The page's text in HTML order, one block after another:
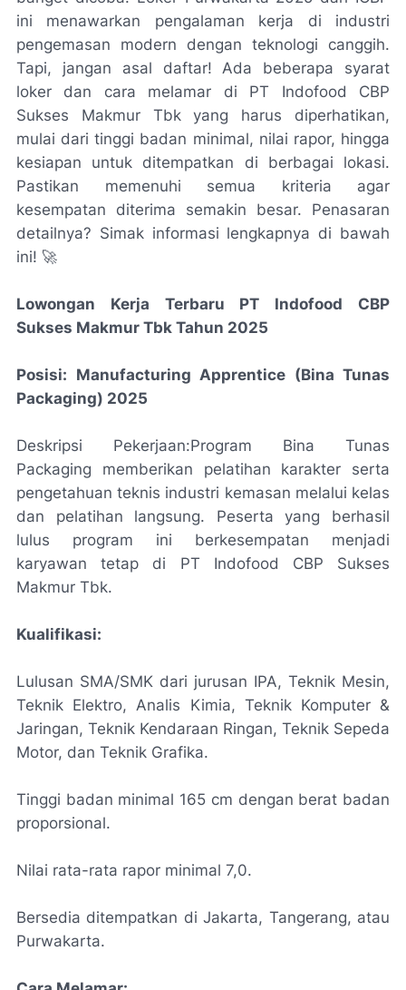
ini menawarkan pengalaman kerja di industri
pengemasan modern dengan teknologi canggih.
Tapi, jangan asal daftar! Ada beberapa syarat
loker dan cara melamar di PT Indofood CBP
Sukses Makmur Tbk yang harus diperhatikan,
mulai dari tinggi badan minimal, nilai rapor, hingga
kesiapan untuk ditempatkan di berbagai lokasi.
Pastikan memenuhi semua kriteria agar
kesempatan diterima semakin besar. Penasaran
detailnya? Simak informasi lengkapnya di bawah
ini! 🚀
Lowongan Kerja Terbaru PT Indofood CBP
Sukses Makmur Tbk Tahun 2025
Posisi: Manufacturing Apprentice (Bina Tunas
Packaging) 2025
Deskripsi Pekerjaan:Program Bina Tunas
Packaging memberikan pelatihan karakter serta
pengetahuan teknis industri kemasan melalui kelas
dan pelatihan langsung. Peserta yang berhasil
lulus program ini berkesempatan menjadi
karyawan tetap di PT Indofood CBP Sukses
Makmur Tbk.
Kualifikasi:
Lulusan SMA/SMK dari jurusan IPA, Teknik Mesin,
Teknik Elektro, Analis Kimia, Teknik Komputer &
Jaringan, Teknik Kendaraan Ringan, Teknik Sepeda
Motor, dan Teknik Grafika.
Tinggi badan minimal 165 cm dengan berat badan
proporsional.
Nilai rata-rata rapor minimal 7,0.
Bersedia ditempatkan di Jakarta, Tangerang, atau
Purwakarta.